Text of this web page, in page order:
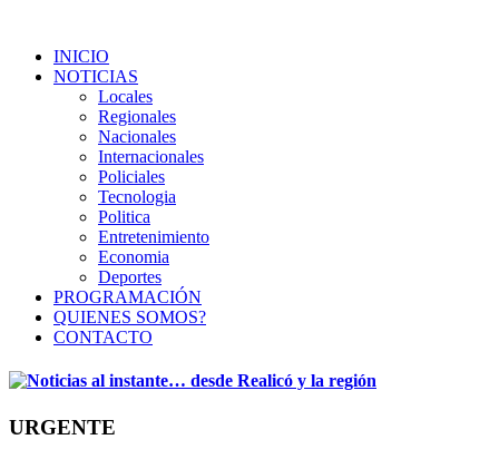
INICIO
NOTICIAS
Locales
Regionales
Nacionales
Internacionales
Policiales
Tecnologia
Politica
Entretenimiento
Economia
Deportes
PROGRAMACIÓN
QUIENES SOMOS?
CONTACTO
URGENTE